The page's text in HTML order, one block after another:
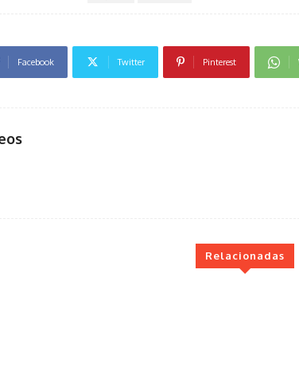
Facebook Twitter Pinterest
Relacionadas